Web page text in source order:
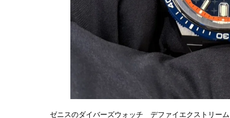
ゼニスのダイバーズウォッチ デファイエクストリーム